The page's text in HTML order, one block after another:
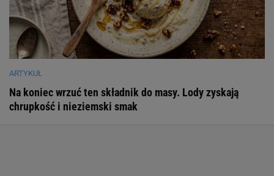
ARTYKUŁ
Na koniec wrzuć ten składnik do masy. Lody zyskają
chrupkość i nieziemski smak